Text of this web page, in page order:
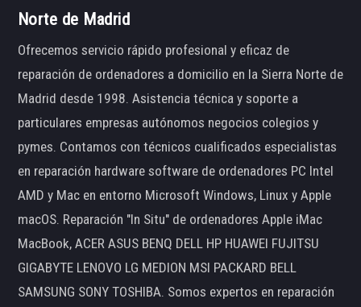
Norte de Madrid
Ofrecemos servicio rápido profesional y eficaz de
reparación de ordenadores a domicilio en la Sierra Norte de
Madrid desde 1998. Asistencia técnica y soporte a
particulares empresas autónomos negocios colegios y
pymes. Contamos con técnicos cualificados especialistas
en reparación hardware software de ordenadores PC Intel
AMD y Mac en entorno Microsoft Windows, Linux y Apple
macOS. Reparación "In Situ" de ordenadores Apple iMac
MacBook, ACER ASUS BENQ DELL HP HUAWEI FUJITSU
GIGABYTE LENOVO LG MEDION MSI PACKARD BELL
SAMSUNG SONY TOSHIBA. Somos expertos en reparación